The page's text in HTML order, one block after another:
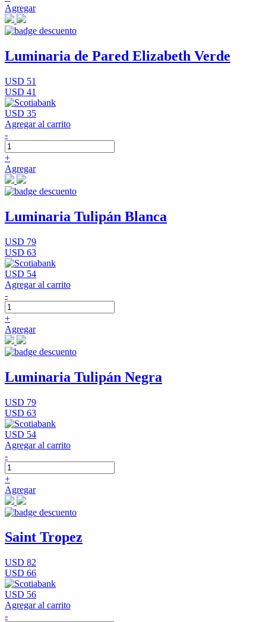
Agregar
Luminaria de Pared Elizabeth Verde
USD 51
USD 41
USD 35
Agregar al carrito
-
+
Agregar
Luminaria Tulipán Blanca
USD 79
USD 63
USD 54
Agregar al carrito
-
+
Agregar
Luminaria Tulipán Negra
USD 79
USD 63
USD 54
Agregar al carrito
-
+
Agregar
Saint Tropez
USD 82
USD 66
USD 56
Agregar al carrito
-